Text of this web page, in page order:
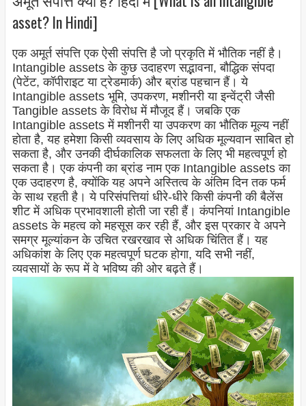
asset? In Hindi]
एक अमूर्त संपत्ति एक ऐसी संपत्ति है जो प्रकृति में भौतिक नहीं है।
Intangible assets के कुछ उदाहरण सद्भावना, बौद्धिक संपदा
(पेटेंट, कॉपीराइट या ट्रेडमार्क) और ब्रांड पहचान हैं। ये
Intangible assets भूमि, उपकरण, मशीनरी या इन्वेंट्री जैसी
Tangible assets के विरोध में मौजूद हैं। जबकि एक
Intangible assets में मशीनरी या उपकरण का भौतिक मूल्य नहीं
होता है, यह हमेशा किसी व्यवसाय के लिए अधिक मूल्यवान साबित हो
सकता है, और उनकी दीर्घकालिक सफलता के लिए भी महत्वपूर्ण हो
सकता है। एक कंपनी का ब्रांड नाम एक Intangible assets का
एक उदाहरण है, क्योंकि यह अपने अस्तित्व के अंतिम दिन तक फर्म
के साथ रहती है। ये परिसंपत्तियां धीरे-धीरे किसी कंपनी की बैलेंस
शीट में अधिक प्रभावशाली होती जा रही हैं। कंपनियां Intangible
assets के महत्व को महसूस कर रही हैं, और इस प्रकार वे अपने
समग्र मूल्यांकन के उचित रखरखाव से अधिक चिंतित हैं। यह
अधिकांश के लिए एक महत्वपूर्ण घटक होगा, यदि सभी नहीं,
व्यवसायों के रूप में वे भविष्य की ओर बढ़ते हैं।